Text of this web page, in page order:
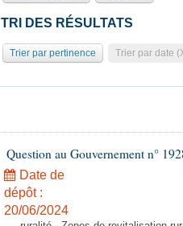
TRI DES RÉSULTATS
Trier par pertinence Trier par date
Question au Gouvernement n°
Date de
dépôt :
20/06/2024